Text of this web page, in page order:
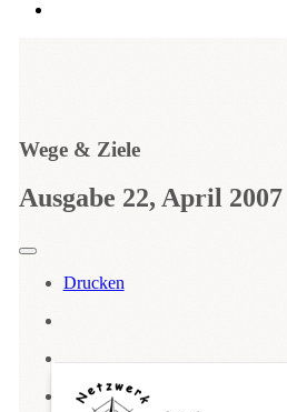
Wege & Ziele
Ausgabe 22, April 2007
Drucken